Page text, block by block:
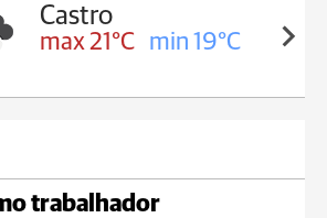
Castro
max 21°C min 19°C
trabalhador